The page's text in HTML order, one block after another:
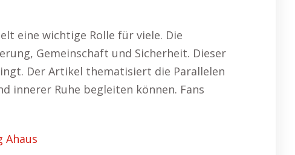
eine wichtige Rolle für viele. Die
Gemeinschaft und Sicherheit. Dieser
Der Artikel thematisiert die Parallelen
innerer Ruhe begleiten können. Fans
Ahaus